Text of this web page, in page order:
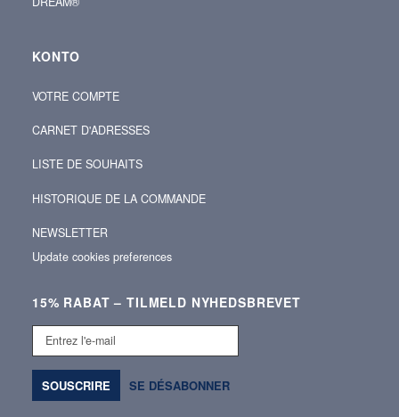
KONTO
VOTRE COMPTE
CARNET D'ADRESSES
LISTE DE SOUHAITS
HISTORIQUE DE LA COMMANDE
NEWSLETTER
Update cookies preferences
15% RABAT – TILMELD NYHEDSBREVET
Entrez
mail
SOUSCRIRE SE DÉSABONNER